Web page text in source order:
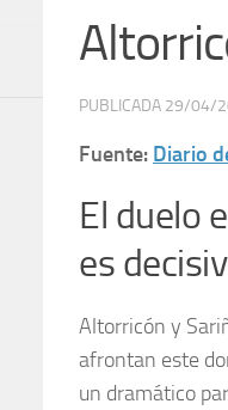
PUBLICADA 29/04/
Fuente: Diario
El duelo
es
Altorricón y
afrontan este
un dramático